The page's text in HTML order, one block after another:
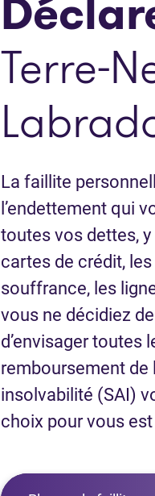
Terre-
La faillite
l’endettement qui
toutes vos dettes,
cartes de crédit,
souffrance, les
vous ne décidiez
d’envisager toutes
remboursement de
insolvabilité (SAI)
choix pour vous